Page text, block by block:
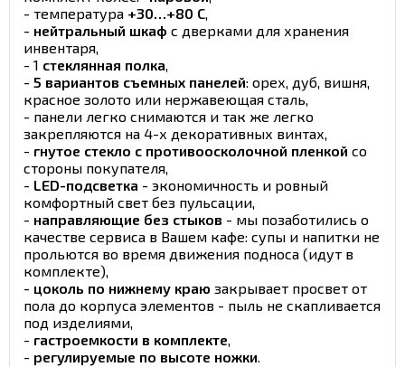
- температура +30…+80 С,
- нейтральный шкаф с дверками для хранения
инвентаря,
- 1 стеклянная полка,
- 5 вариантов съемных панелей: орех, дуб, вишня,
красное золото или нержавеющая сталь,
- панели легко снимаются и так же легко
закрепляются на 4-х декоративных винтах,
- гнутое стекло с противоосколочной пленкой со
стороны покупателя,
- LED-подсветка - экономичность и ровный
комфортный свет без пульсации,
- направляющие без стыков - мы позаботились о
качестве сервиса в Вашем кафе: супы и напитки не
прольются во время движения подноса (идут в
комплекте),
- цоколь по нижнему краю закрывает просвет от
пола до корпуса элементов - пыль не скапливается
под изделиями,
- гастроемкости в комплекте,
- регулируемые по высоте ножки.